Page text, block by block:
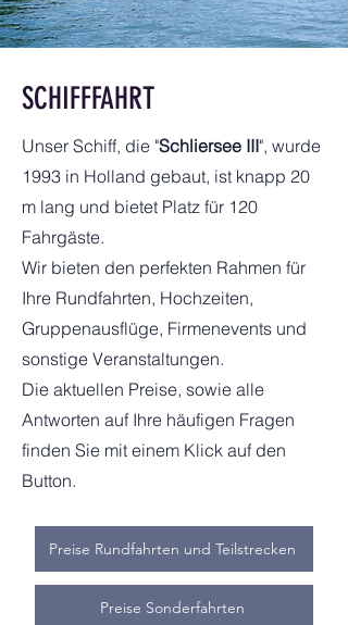
SCHIFFFAHRT
Unser Schiff, die "Schliersee III", wurde
1993 in Holland gebaut, ist knapp 20
m lang und bietet Platz für 120
Fahrgäste.
Wir bieten den perfekten Rahmen für
Ihre Rundfahrten, Hochzeiten,
Gruppenausflüge, Firmenevents und
sonstige Veranstaltungen.
Die aktuellen Preise, sowie alle
Antworten auf Ihre häufigen Fragen
finden Sie mit einem Klick auf den
Button.
Preise Rundfahrten und Teilstrecken
Preise Sonderfahrten